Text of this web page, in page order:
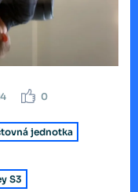
0
jednotka
S3